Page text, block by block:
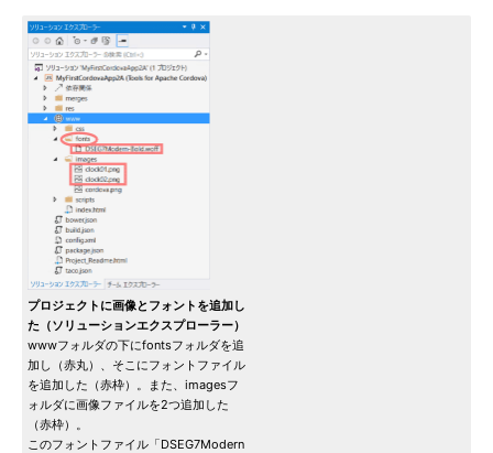
プロジェクトに画像とフォントを追加し
た（ソリューションエクスプローラー）
wwwフォルダの下にfontsフォルダを追
加し（赤丸）、そこにフォントファイル
を追加した（赤枠）。また、imagesフ
ォルダに画像ファイルを2つ追加した
（赤枠）。
このフォントファイル「DSEG7Modern